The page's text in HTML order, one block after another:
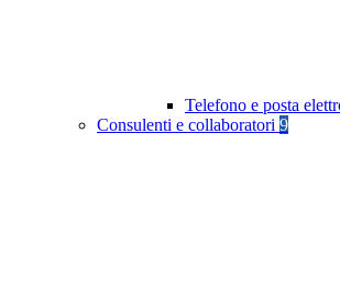
Telefono e posta
Consulenti e collaboratori 9